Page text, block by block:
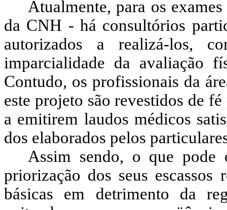
Atualmente, para os
da CNH - há consultórios
autorizados a realizá-los,
imparcialidade da avaliação
Contudo, os profissionais da
este projeto são revestidos de
a emitirem laudos médicos
dos elaborados pelos
Assim sendo, o que pode
priorização dos seus escassos
básicas em detrimento da